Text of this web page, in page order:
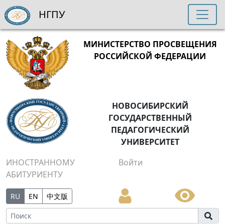
МИНИСТЕРСТВО ПРОСВЕЩЕНИЯ
РОССИЙСКОЙ ФЕДЕРАЦИИ
НОВОСИБИРСКИЙ
ГОСУДАРСТВЕННЫЙ
ПЕДАГОГИЧЕСКИЙ
УНИВЕРСИТЕТ
ИНОСТРАННОМУ
АБИТУРИЕНТУ
Войти
RU EN 中文版
НГПУ